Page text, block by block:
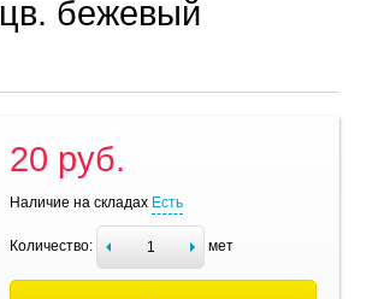
бежевый
20 руб.
Наличие на складах Есть
Количество: мет